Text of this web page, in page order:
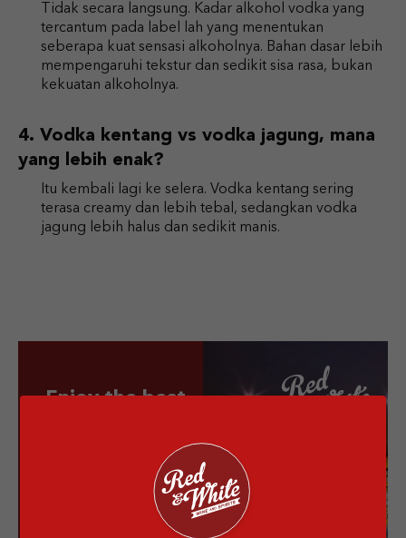
Tidak secara langsung. Kadar alkohol vodka yang
tercantum pada label lah yang menentukan
seberapa kuat sensasi alkoholnya. Bahan dasar lebih
mempengaruhi tekstur dan sedikit sisa rasa, bukan
kekuatan alkoholnya.
Vodka kentang vs vodka jagung, mana
yang lebih enak?
Itu kembali lagi ke selera. Vodka kentang sering
terasa creamy dan lebih tebal, sedangkan vodka
jagung lebih halus dan sedikit manis.
Enjoy the best
Grab your favorite alcoholic
drink, from wine to whiskey,